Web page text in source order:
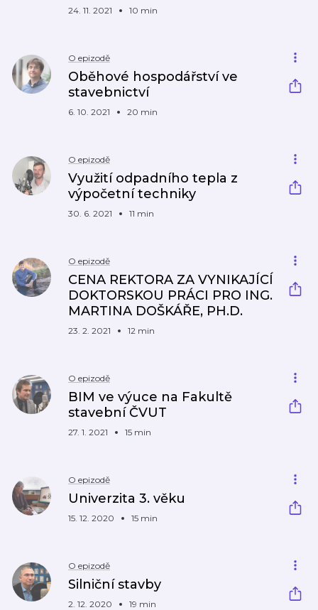
24. 11. 2021 10 min
O epizodě
Oběhové hospodářství ve
stavebnictví
6. 10. 2021 20 min
O epizodě
Využití odpadního tepla z
výpočetní techniky
30. 6. 2021 11 min
O epizodě
CENA REKTORA ZA VYNIKAJÍCÍ
DOKTORSKOU PRÁCI PRO ING.
MARTINA DOŠKÁŘE, PH.D.
23. 2. 2021 12 min
O epizodě
BIM ve výuce na Fakultě
stavební ČVUT
27. 1. 2021 15 min
O epizodě
Univerzita 3. věku
15. 12. 2020 15 min
O epizodě
Silniční stavby
2. 12. 2020 19 min